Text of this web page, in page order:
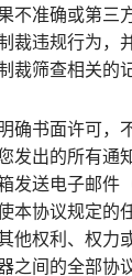
不准确或第
裁违规行为，
裁筛查相关的
确书面许可，
发出的所有通
发送电子邮件
本协议规定的
他权利、权力
之间的全部协